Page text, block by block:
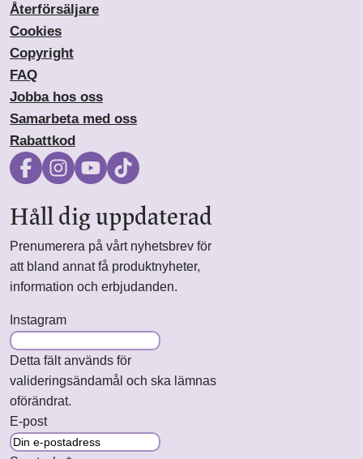
Återförsäljare
Cookies
Copyright
FAQ
Jobba hos oss
Samarbeta med oss
Rabattkod
Håll dig uppdaterad
Prenumerera på vårt nyhetsbrev för
att bland annat få produktnyheter,
information och erbjudanden.
Instagram
Detta fält används för
valideringsändamål och ska lämnas
oförändrat.
E-post